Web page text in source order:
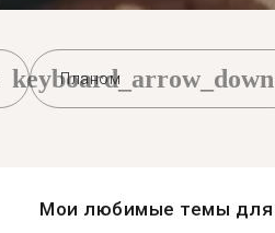
Планом
keyboard_arrow_down
Мои любимые темы для